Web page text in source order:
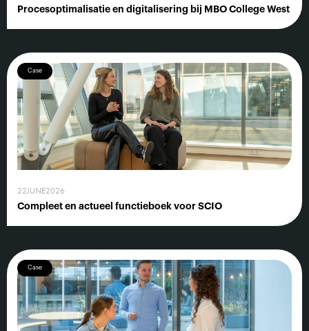
Procesoptimalisatie en digitalisering bij MBO College West
Case
22JUNE2026
Compleet en actueel functieboek voor SCIO
Case